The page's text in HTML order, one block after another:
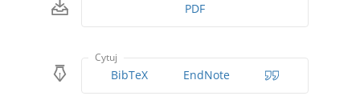
PDF
Cytuj
BibTeX EndNote